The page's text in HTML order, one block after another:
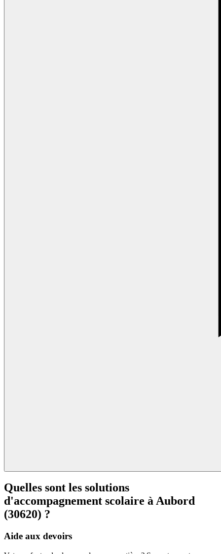
Quelles sont les solutions
d'accompagnement scolaire àAubord
(30620) ?
Aide aux devoirs